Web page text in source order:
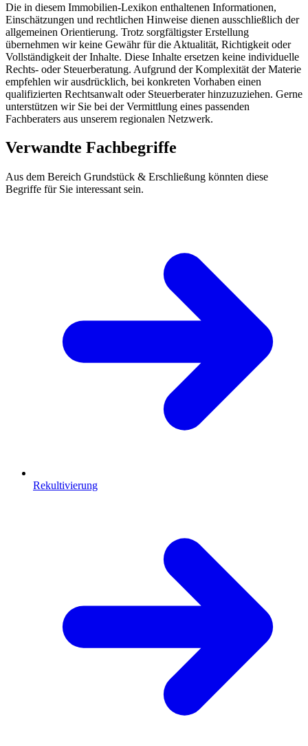
Die in diesem Immobilien-Lexikon enthaltenen Informationen,
Einschätzungen und rechtlichen Hinweise dienen ausschließlich der
allgemeinen Orientierung. Trotz sorgfältigster Erstellung
übernehmen wir keine Gewähr für die Aktualität, Richtigkeit oder
Vollständigkeit der Inhalte. Diese Inhalte ersetzen keine individuelle
Rechts- oder Steuerberatung. Aufgrund der Komplexität der Materie
empfehlen wir ausdrücklich, bei konkreten Vorhaben einen
qualifizierten Rechtsanwalt oder Steuerberater hinzuzuziehen. Gerne
unterstützen wir Sie bei der Vermittlung eines passenden
Fachberaters aus unserem regionalen Netzwerk.
Verwandte Fachbegriffe
Aus dem Bereich Grundstück & Erschließung könnten diese
Begriffe für Sie interessant sein.
Rekultivierung